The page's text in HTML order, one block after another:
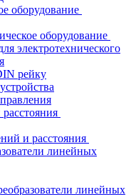
оборудование
оборудование
электротехнического
рейку
и расстояния
линейных
линейных